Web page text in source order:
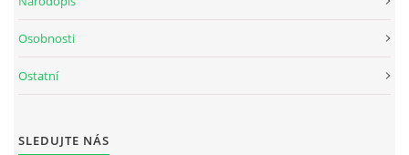
Osobnosti
Ostatní
SLEDUJTE NÁS